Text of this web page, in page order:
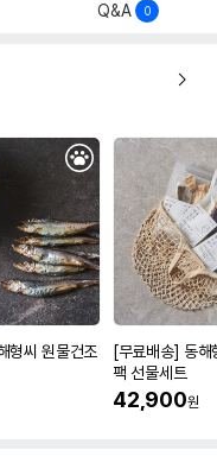
Q&A 0
형씨 원물건조
[무료배송] 동
팩 선물세트
42,900원